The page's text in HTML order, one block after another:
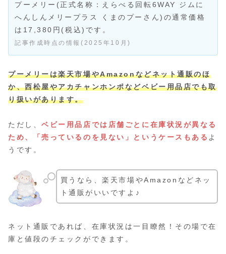
プーメリー(正式名称：えらべる回転6WAY ジムに
へんしんメリープラス くまのプーさん)の通常価格
は17,380円(税込)です。
記事作成時点の情報(2025年10月)
プーメリーは楽天市場やAmazonなどネット通販のほ
か、西松屋やアカチャンホンポなどベビー用品店でも取
り扱いがあります。
ただし、ベビー用品店では店舗ごとに在庫状況が異なる
ため、「売っているのを見ない」というケースもある よ
うです。
買うなら、楽天市場やAmazonなどネッ
ト通販がいいですよ♪
ネット通販であれば、在庫状況は一目瞭然！その場で在
庫と値段のチェックができます。